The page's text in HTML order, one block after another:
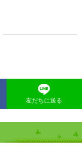
友だちに送る